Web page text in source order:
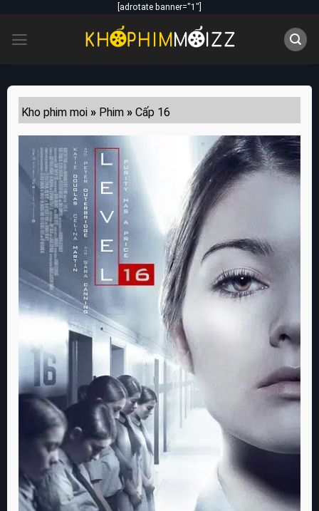
content
[adrotate banner="1"]
Kho phim moi » Phim »Cấp 16